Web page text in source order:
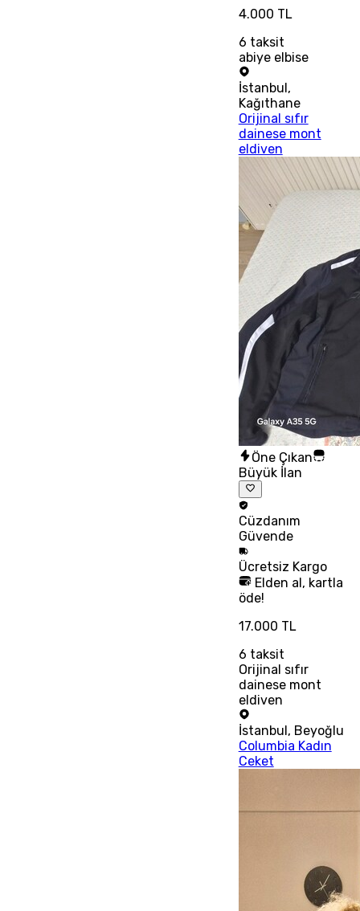
4.000 TL
6 taksit
abiye elbise
İstanbul,
Kağıthane
Orijinal sıfır
dainese mont
eldiven
Öne Çıkan
Büyük İlan
Cüzdanım
Güvende
Ücretsiz Kargo
Elden al, kartla
öde!
17.000 TL
6 taksit
Orijinal sıfır
dainese mont
eldiven
İstanbul, Beyoğlu
Columbia Kadın
Ceket